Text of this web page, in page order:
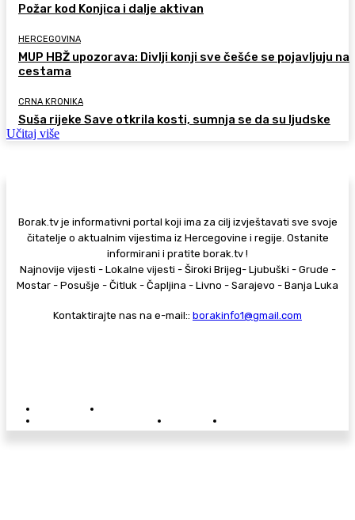
Požar kod Konjica i dalje aktivan
HERCEGOVINA
MUP HBŽ upozorava: Divlji konji sve češće se pojavljuju na
cestama
CRNA KRONIKA
Suša rijeke Save otkrila kosti, sumnja se da su ljudske
Učitaj više
Borak.tv je informativni portal koji ima za cilj izvještavati sve svoje
čitatelje o aktualnim vijestima iz Hercegovine i regije. Ostanite
informirani i pratite borak.tv !
Najnovije vijesti - Lokalne vijesti - Široki Brijeg- Ljubuški - Grude -
Mostar - Posušje - Čitluk - Čapljina - Livno - Sarajevo - Banja Luka
Kontaktirajte nas na e-mail:: borakinfo1@gmail.com